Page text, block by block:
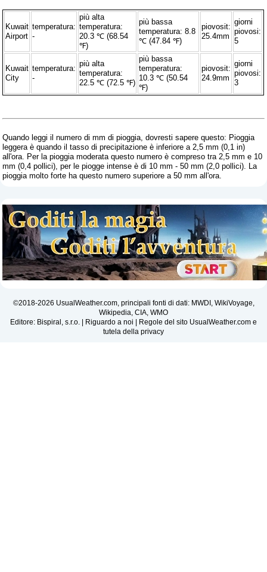
Kuwait
Airport
temperatura:
-
più alta
temperatura:
20.3 ℃ (68.54
℉)
più bassa
temperatura: 8.8
℃ (47.84 ℉)
piovosit:
25.4mm
giorni
piovosi:
5
Kuwait
City
temperatura:
-
più alta
temperatura:
22.5 ℃ (72.5 ℉)
più bassa
temperatura:
10.3 ℃ (50.54
℉)
piovosit:
24.9mm
giorni
piovosi:
3
Quando leggi il numero di mm di pioggia, dovresti sapere questo: Pioggia
leggera è quando il tasso di precipitazione è inferiore a 2,5 mm (0,1 in)
all'ora. Per la pioggia moderata questo numero è compreso tra 2,5 mm e 10
mm (0,4 pollici), per le piogge intense è di 10 mm - 50 mm (2,0 pollici). La
pioggia molto forte ha questo numero superiore a 50 mm all'ora.
©2018-2026 UsualWeather.com, principali fonti di dati: MWDI, WikiVoyage,
Wikipedia, CIA, WMO
Editore: Bispiral, s.r.o. | Riguardo a noi | Regole del sito UsualWeather.com e
tutela della privacy